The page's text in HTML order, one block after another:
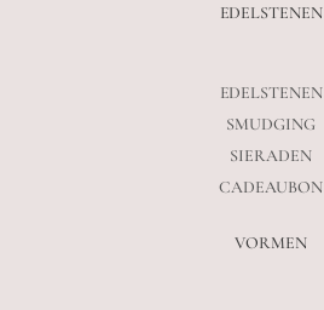
EDELSTENEN
EDELSTENEN
SMUDGING
SIERADEN
CADEAUBON
VORMEN